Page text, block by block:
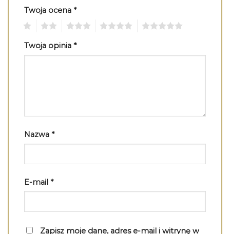
Twoja ocena *
Twoja opinia *
Nazwa *
E-mail *
Zapisz moje dane, adres e-mail i witrynę w